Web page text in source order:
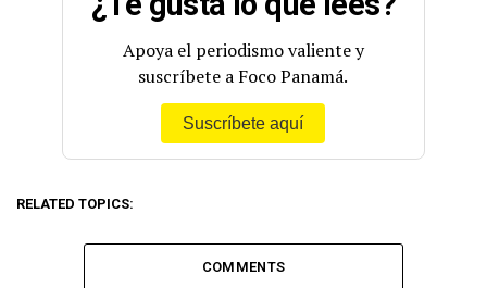
Apoya el periodismo valiente y
suscríbete a Foco Panamá.
Suscríbete aquí
RELATED TOPICS:
COMMENTS